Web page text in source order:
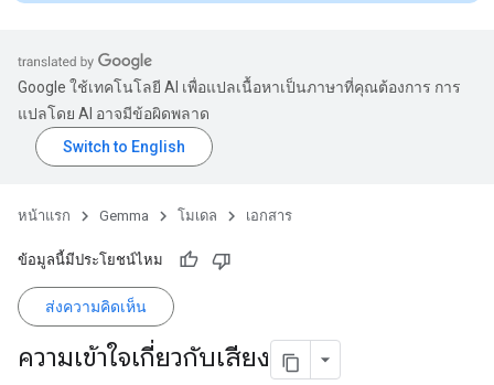
Google ใช้เทคโนโลยี AI เพื่อแปลเนื้อหาเป็นภาษาที่คุณต้องการ การ
แปลโดย AI อาจมีข้อผิดพลาด
หน้าแรก Gemma โมเดล เอกสาร
ข้อมูลนี้มีประโยชน์ไหม
ส่งความคิดเห็น
ความเข้าใจเกี่ยวกับเสียง